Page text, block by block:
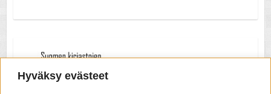
Hyväksy evästeet